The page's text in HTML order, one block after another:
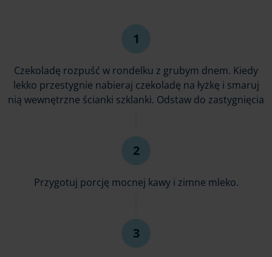
Czekoladę rozpuść w rondelku z grubym dnem. Kiedy
lekko przestygnie nabieraj czekoladę na łyżkę i smaruj
nią wewnętrzne ścianki szklanki. Odstaw do zastygnięcia
Przygotuj porcję mocnej kawy i zimne mleko.